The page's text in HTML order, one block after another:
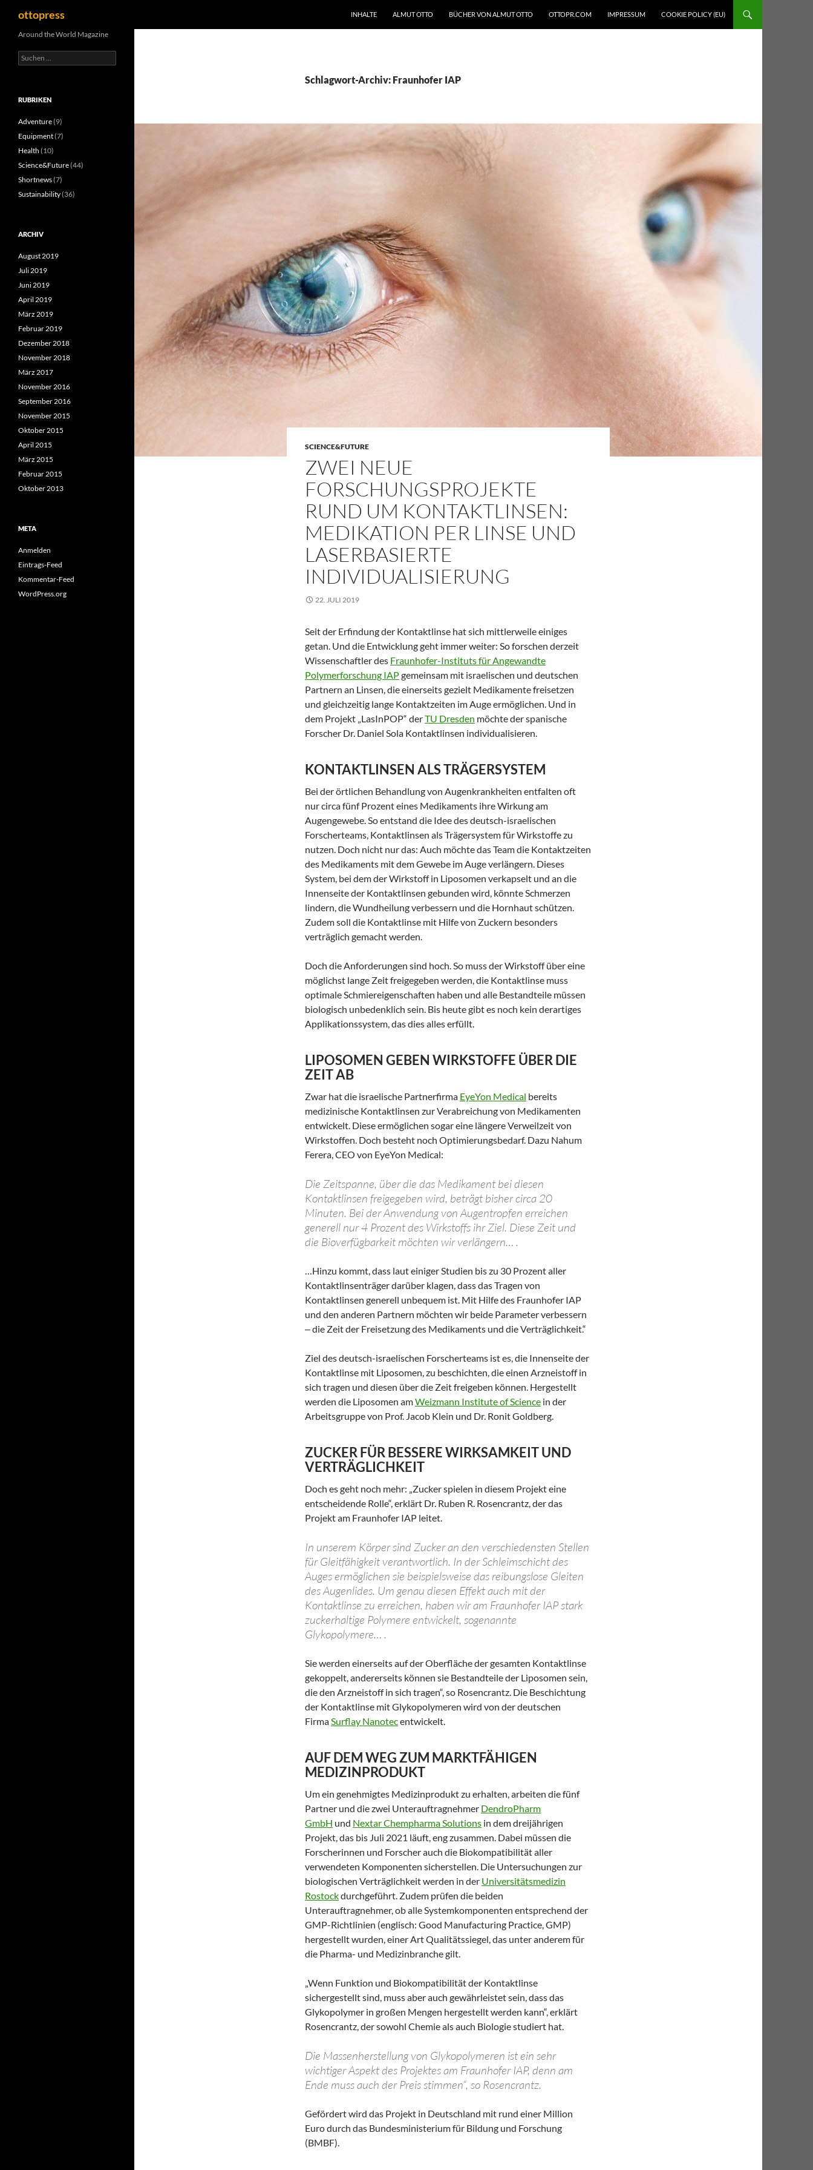
Zum
Inhalt
springen
ottopress INHALTE ALMUT OTTO BÜCHER VON ALMUT OTTO OTTOPR.COM IMPRESSUM COOKIE POLICY (EU)
Schlagwort-Archiv: Fraunhofer IAP
SCIENCE&FUTURE
ZWEI NEUE
FORSCHUNGSPROJEKTE
RUND UM KONTAKTLINSEN:
MEDIKATION PER LINSE UND
LASERBASIERTE
INDIVIDUALISIERUNG
22. JULI 2019
Seit der Erfindung der Kontaktlinse hat sich mittlerweile einiges
getan. Und die Entwicklung geht immer weiter: So forschen derzeit
Wissenschaftler des Fraunhofer-Instituts für Angewandte
Polymerforschung IAPgemeinsam mit israelischen und deutschen
Partnern an Linsen, die einerseits gezielt Medikamente freisetzen
und gleichzeitig lange Kontaktzeiten im Auge ermöglichen. Und in
dem Projekt „LasInPOP“ derTU Dresden möchte der spanische
Forscher Dr. Daniel Sola Kontaktlinsen individualisieren.
KONTAKTLINSEN ALS TRÄGERSYSTEM
Bei der örtlichen Behandlung von Augenkrankheiten entfalten oft
nur circa fünf Prozent eines Medikaments ihre Wirkung am
Augengewebe. So entstand die Idee des deutsch-israelischen
Forscherteams, Kontaktlinsen als Trägersystem für Wirkstoffe zu
nutzen. Doch nicht nur das: Auch möchte das Team die Kontaktzeiten
des Medikaments mit dem Gewebe im Auge verlängern. Dieses
System, bei dem der Wirkstoff in Liposomen verkapselt und an die
Innenseite der Kontaktlinsen gebunden wird, könnte Schmerzen
lindern, die Wundheilung verbessern und die Hornhaut schützen.
Zudem soll die Kontaktlinse mit Hilfe von Zuckern besonders
verträglich gemacht werden.
Doch die Anforderungen sind hoch. So muss der Wirkstoff über eine
möglichst lange Zeit freigegeben werden, die Kontaktlinse muss
optimale Schmiereigenschaften haben und alle Bestandteile müssen
biologisch unbedenklich sein. Bis heute gibt es noch kein derartiges
Applikationssystem, das dies alles erfüllt.
LIPOSOMEN GEBEN WIRKSTOFFE ÜBER DIE
ZEIT AB
Zwar hat die israelische Partnerfirma EyeYon Medical bereits
medizinische Kontaktlinsen zur Verabreichung von Medikamenten
entwickelt. Diese ermöglichen sogar eine längere Verweilzeit von
Wirkstoffen. Doch besteht noch Optimierungsbedarf. Dazu Nahum
Ferera, CEO von EyeYon Medical:
Die Zeitspanne, über die das Medikament bei diesen
Kontaktlinsen freigegeben wird, beträgt bisher circa 20
Minuten. Bei der Anwendung von Augentropfen erreichen
generell nur 4 Prozent des Wirkstoffs ihr Ziel. Diese Zeit und
die Bioverfügbarkeit möchten wir verlängern… .
…Hinzu kommt, dass laut einiger Studien bis zu 30 Prozent aller
Kontaktlinsenträger darüber klagen, dass das Tragen von
Kontaktlinsen generell unbequem ist. Mit Hilfe des Fraunhofer IAP
und den anderen Partnern möchten wir beide Parameter verbessern
‒ die Zeit der Freisetzung des Medikaments und die Verträglichkeit.“
Ziel des deutsch-israelischen Forscherteams ist es, die Innenseite der
Kontaktlinse mit Liposomen, zu beschichten, die einen Arzneistoff in
sich tragen und diesen über die Zeit freigeben können. Hergestellt
werden die Liposomen amWeizmann Institute of Science in der
Arbeitsgruppe von Prof. Jacob Klein und Dr. Ronit Goldberg.
ZUCKER FÜR BESSERE WIRKSAMKEIT UND
VERTRÄGLICHKEIT
Doch es geht noch mehr: „Zucker spielen in diesem Projekt eine
entscheidende Rolle“, erklärt Dr. Ruben R. Rosencrantz, der das
Projekt am Fraunhofer IAP leitet.
In unserem Körper sind Zucker an den verschiedensten Stellen
für Gleitfähigkeit verantwortlich. In der Schleimschicht des
Auges ermöglichen sie beispielsweise das reibungslose Gleiten
des Augenlides. Um genau diesen Effekt auch mit der
Kontaktlinse zu erreichen, haben wir am Fraunhofer IAP stark
zuckerhaltige Polymere entwickelt, sogenannte
Glykopolymere… .
Sie werden einerseits auf der Oberfläche der gesamten Kontaktlinse
gekoppelt, andererseits können sie Bestandteile der Liposomen sein,
die den Arzneistoff in sich tragen“, so Rosencrantz. Die Beschichtung
der Kontaktlinse mit Glykopolymeren wird von der deutschen
FirmaSurflay Nanotecentwickelt.
AUF DEM WEG ZUM MARKTFÄHIGEN
MEDIZINPRODUKT
Um ein genehmigtes Medizinprodukt zu erhalten, arbeiten die fünf
Partner und die zwei Unterauftragnehmer DendroPharm
GmbH und Nextar Chempharma Solutions in dem dreijährigen
Projekt, das bis Juli 2021 läuft, eng zusammen. Dabei müssen die
Forscherinnen und Forscher auch die Biokompatibilität aller
verwendeten Komponenten sicherstellen. Die Untersuchungen zur
biologischen Verträglichkeit werden in der Universitätsmedizin
Rostockdurchgeführt. Zudem prüfen die beiden
Unterauftragnehmer, ob alle Systemkomponenten entsprechend der
GMP-Richtlinien (englisch: Good Manufacturing Practice, GMP)
hergestellt wurden, einer Art Qualitätssiegel, das unter anderem für
die Pharma- und Medizinbranche gilt.
„Wenn Funktion und Biokompatibilität der Kontaktlinse
sichergestellt sind, muss aber auch gewährleistet sein, dass das
Glykopolymer in großen Mengen hergestellt werden kann“, erklärt
Rosencrantz, der sowohl Chemie als auch Biologie studiert hat.
Die Massenherstellung von Glykopolymeren ist ein sehr
wichtiger Aspekt des Projektes am Fraunhofer IAP, denn am
Ende muss auch der Preis stimmen“, so Rosencrantz.
Gefördert wird das Projekt in Deutschland mit rund einer Million
Euro durch das Bundesministerium für Bildung und Forschung
(BMBF).
Around the World Magazine
Suchen
nach:
RUBRIKEN
Adventure(9)
Equipment(7)
Health (10)
Science&Future(44)
Shortnews(7)
Sustainability(36)
ARCHIV
August 2019
Juli 2019
Juni 2019
April 2019
März 2019
Februar 2019
Dezember 2018
November 2018
März 2017
November 2016
September 2016
November 2015
Oktober 2015
April 2015
März 2015
Februar 2015
Oktober 2013
META
Anmelden
Eintrags-Feed
Kommentar-Feed
WordPress.org